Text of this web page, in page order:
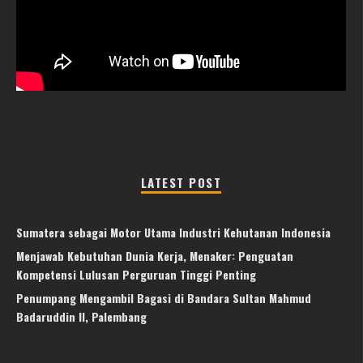
LATEST POST
Sumatera sebagai Motor Utama Industri Kehutanan Indonesia
Menjawab Kebutuhan Dunia Kerja, Menaker: Penguatan
Kompetensi Lulusan Perguruan Tinggi Penting
Penumpang Mengambil Bagasi di Bandara Sultan Mahmud
Badaruddin II, Palembang